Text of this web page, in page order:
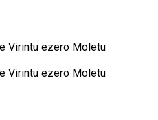
Virintu ezero Moletu
Virintu ezero Moletu